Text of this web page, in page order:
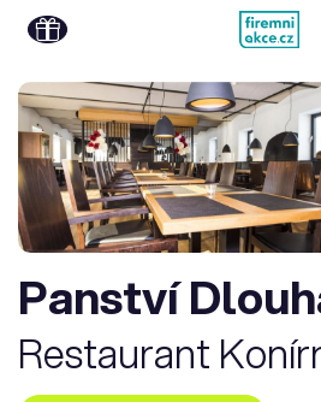
Panství
Restaurant